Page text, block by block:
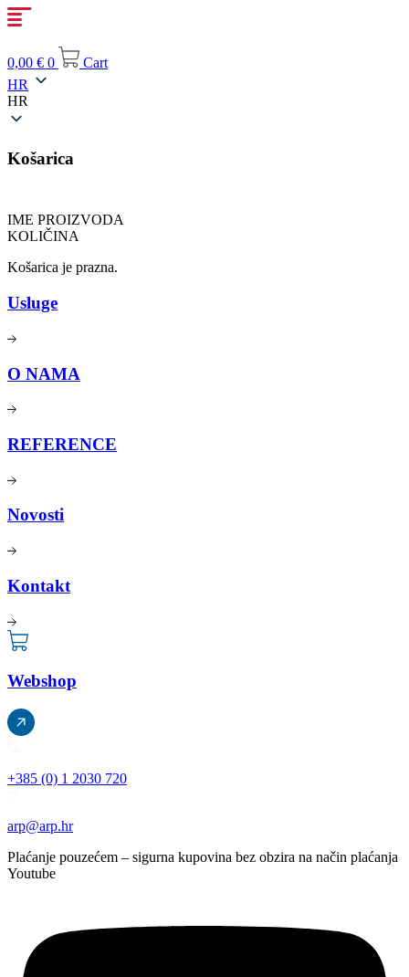
Idi
na
0,00 € 0
Cart
HR
HR
Košarica
IME PROIZVODA
KOLIČINA
Košarica je prazna.
Usluge
O NAMA
REFERENCE
Novosti
Kontakt
Webshop
+385 (0) 1 2030 720
arp@arp.hr
Plaćanje pouzećem – sigurna kupovina bez obzira na način plaćanja
Youtube